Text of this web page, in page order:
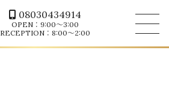
08030434914
OPEN：9:00～3:00
RECEPTION：8:00～2:00